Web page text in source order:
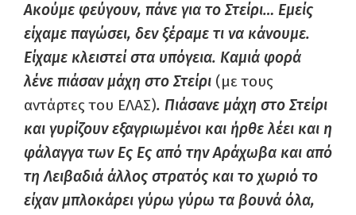
Ακούμε φεύγουν, πάνε για το Στείρι… Εμείς
είχαμε παγώσει, δεν ξέραμε τι να κάνουμε.
Είχαμε κλειστεί στα υπόγεια. Καμιά φορά
λένε πιάσαν μάχη στο Στείρι (με τους
αντάρτες του ΕΛΑΣ). Πιάσανε μάχη στο Στείρι
και γυρίζουν εξαγριωμένοι και ήρθε λέει και η
φάλαγγα των Ες Ες από την Αράχωβα και από
τη Λειβαδιά άλλος στρατός και το χωριό το
είχαν μπλοκάρει γύρω γύρω τα βουνά όλα,